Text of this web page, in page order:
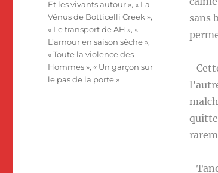
sans
Et les vivants autour », « La
Vénus de Botticelli Creek »,
« Le transport de AH », «
L’amour en saison sèche »,
« Toute la violence des
Hommes », « Un garçon sur
le pas de la porte »